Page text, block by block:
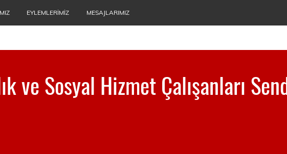
EYLEMLERIMIZ MESAJLARIMIZ
ve Sosyal Hizmet Çalışanları